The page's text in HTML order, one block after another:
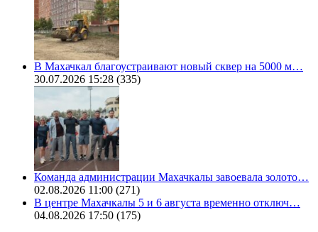
В Махачкал благоустраивают новый сквер на 5000 м…
30.07.2026 15:28 (335)
Команда администрации Махачкалы завоевала золото…
02.08.2026 11:00 (271)
В центре Махачкалы 5 и 6 августа временно отключ…
04.08.2026 17:50 (175)